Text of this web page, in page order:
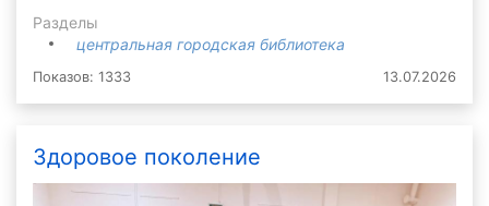
Разделы
центральная городская библиотека
Показов: 1333 13.07.2026
Здоровое поколение